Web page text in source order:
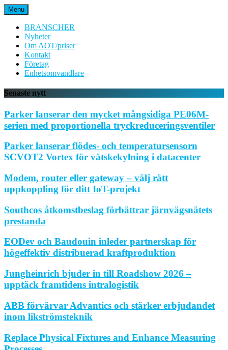
Hoppa
till
innehåll
Menu
BRANSCHER
Nyheter
Om AOT/priser
Kontakt
Företag
Enhetsomvandlare
Senaste nytt
Parker lanserar den mycket mångsidiga PE06M-
serien med proportionella tryckreduceringsventiler
Parker lanserar flödes- och temperatursensorn
SCVOT2 Vortex för vätskekylning i datacenter
Modem, router eller gateway – välj rätt
uppkoppling för ditt IoT-projekt
Southcos åtkomstbeslag förbättrar järnvägsnätets
prestanda
EODev och Baudouin inleder partnerskap för
högeffektiv distribuerad kraftproduktion
Jungheinrich bjuder in till Roadshow 2026 –
upptäck framtidens intralogistik
ABB förvärvar Advantics och stärker erbjudandet
inom likströmsteknik
Replace Physical Fixtures and Enhance Measuring